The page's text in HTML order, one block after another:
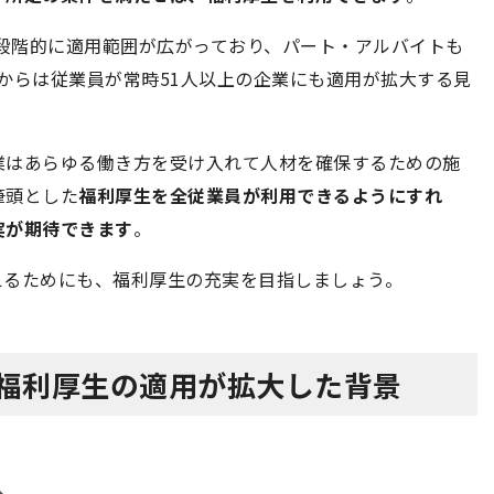
的に適用範囲が広がっており、パート・アルバイトも
は従業員が常時51人以上の企業にも適用が拡大する見
あらゆる働き方を受け入れて人材を確保するための施
とした福利厚生を全従業員が利用できるようにすれ
期待できます。
ためにも、福利厚生の充実を目指しましょう。
利厚生の適用が拡大した背景